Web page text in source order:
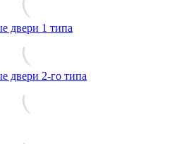
двери 1 типа
двери 2-го типа